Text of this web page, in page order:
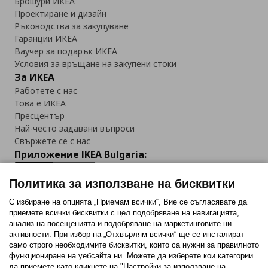
Проектиране и дизайн
Ръководства за закупуване
Гаранции ИКЕА
Ваучер за подарък ИКЕА
Условия за връщане на закупени стоки
За ИКЕА
Работете с нас
Това е ИКЕА
Пресцентър
Най-често задавани въпроси
Свържете се с нас
Приложение IKEA Bulgaria:
Последвайте ни:
FacebookTwitterYoutubePinterestInstagram
Политика за използване на бисквитки
С избиране на опцията „Приемам всички“, Вие се съгласявате да
приемете всички бисквитки с цел подобряване на навигацията,
анализ на посещенията и подобряване на маркетинговите ни
активности. При избор на „Отхвърлям всички“ ще се инсталират
само строго необходимитe бисквитки, които са нужни за правилното
функциониране на уебсайта ни. Можете да изберете кои категории